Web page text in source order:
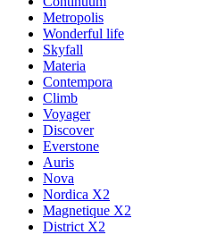
Metropolis
Wonderful life
Skyfall
Materia
Contempora
Climb
Voyager
Discover
Everstone
Auris
Nova
Nordica X2
Magnetique X2
District X2